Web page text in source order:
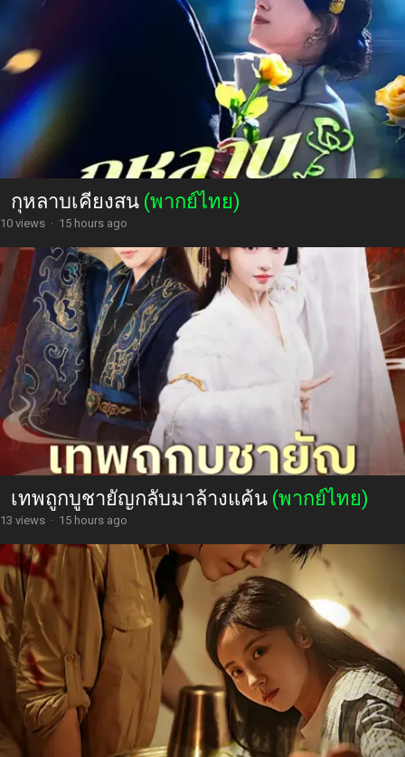
กุหลาบเคียงสน (พากย์ไทย)
10 views · 15 hours ago
เทพถูกบูชายัญกลับมาล้างแค้น (พากย์ไทย)
13 views · 15 hours ago